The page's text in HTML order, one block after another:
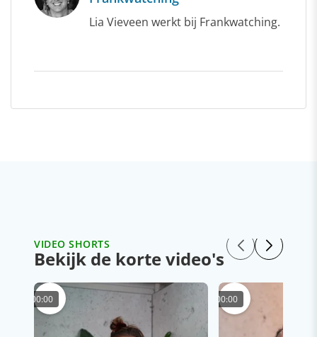
Lia Vieveen werkt bij Frankwatching.
VIDEO SHORTS
Bekijk de korte video's
00:00 00:00